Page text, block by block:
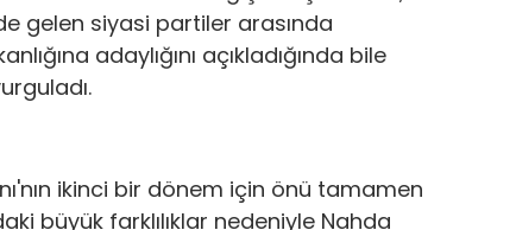
gelen siyasi partiler arasında
adaylığını açıkladığında bile
ikinci bir dönem için önü tamamen
büyük farklılıklar nedeniyle Nahda